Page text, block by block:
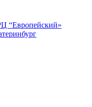
“Европейский»